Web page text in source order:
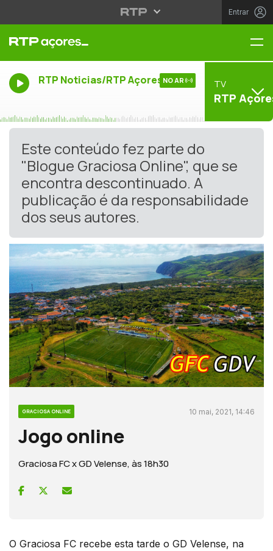
Entrar
RTP Noticias/RTP Açores NO AR TV
RTP
Este conteúdo fez parte do
"Blogue Graciosa Online", que se
encontra descontinuado. A
publicação é da responsabilidade
dos seus autores.
GRACIOSA ONLINE 10 mai, 2021, 14:46
Jogo online
Graciosa FC x GD Velense, às 18h30
O Graciosa FC recebe esta tarde o GD Velense, na